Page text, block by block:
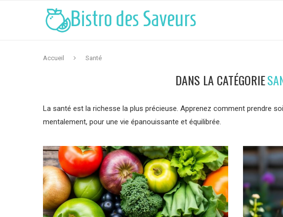
Accueil Santé
DANS LA CATÉGORIE
La santé est la richesse la plus précieuse. Apprenez comment prendre
mentalement, pour une vie épanouissante et équilibrée.